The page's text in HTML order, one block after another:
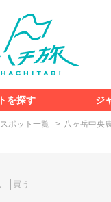
を探す
ジ
ポット一覧 八ヶ岳中央
買う